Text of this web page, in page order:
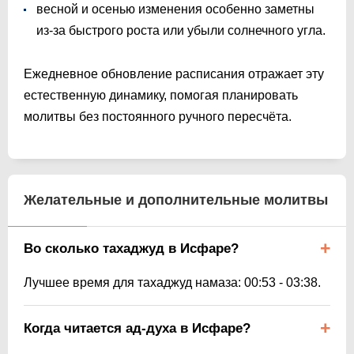
весной и осенью изменения особенно заметны
из-за быстрого роста или убыли солнечного угла.
Ежедневное обновление расписания отражает эту
естественную динамику, помогая планировать
молитвы без постоянного ручного пересчёта.
Желательные и дополнительные молитвы
Во сколько тахаджуд в Исфаре?
Лучшее время для тахаджуд намаза: 00:53 - 03:38.
Когда читается ад-духа в Исфаре?